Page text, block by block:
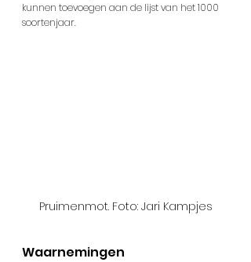
kunnen toevoegen aan de lijst van het 1000
soortenjaar.
Pruimenmot. Foto: Jari Kampjes
Waarnemingen